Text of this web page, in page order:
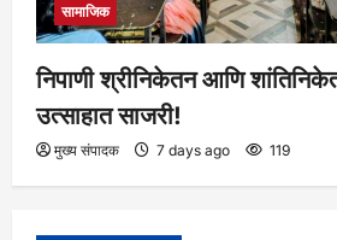
सामाजिक
निपाणी श्रीनिकेतन आणि
उत्साहात साजरी!
मुख्य संपादक 7 days ago 119